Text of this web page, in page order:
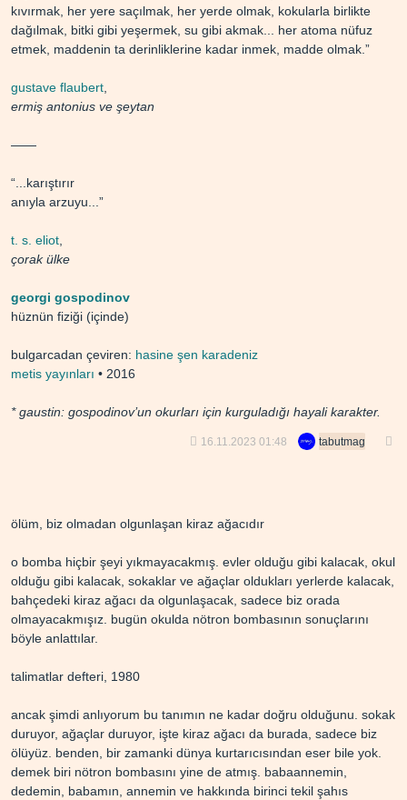
kıvırmak, her yere saçılmak, her yerde olmak, kokularla birlikte
dağılmak, bitki gibi yeşermek, su gibi akmak... her atoma nüfuz
etmek, maddenin ta derinliklerine kadar inmek, madde olmak.”
gustave flaubert
ermiş antonius ve şeytan
——
“...karıştırır
anıyla arzuyu...”
t. s. eliot
çorak ülke
georgi gospodinov
hüznün fiziği (içinde)
bulgarcadan çeviren: hasine şen karadeniz
metis yayınları • 2016
* gaustin: gospodinov’un okurları için kurguladığı hayali karakter.
16.11.2023 01:48 tabutmag
ölüm, bi̇z olmadan olgunlaşan ki̇raz ağacidir
o bomba hiçbir şeyi yıkmayacakmış. evler olduğu gibi kalacak, okul
olduğu gibi kalacak, sokaklar ve ağaçlar oldukları yerlerde kalacak,
bahçedeki kiraz ağacı da olgunlaşacak, sadece biz orada
olmayacakmışız. bugün okulda nötron bombasının sonuçlarını
böyle anlattılar.
talimatlar defteri, 1980
ancak şimdi anlıyorum bu tanımın ne kadar doğru olduğunu. sokak
duruyor, ağaçlar duruyor, işte kiraz ağacı da burada, sadece biz
ölüyüz. benden, bir zamanki dünya kurtarıcısından eser bile yok.
demek biri nötron bombasını yine de atmış. babaannemin,
dedemin, babamın, annemin ve hakkında birinci tekil şahıs